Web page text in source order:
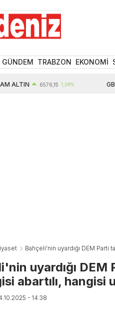
GÜNDEM TRABZON EKONOMİ
6576,15 1,29%
Bahçeli'nin uyardığı DEM Parti
uyardığı
abartılı, hangisi
- 14:38